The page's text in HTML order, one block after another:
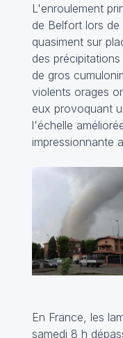
L'enroulement
de Belfort lors
quasiment sur
des
de gros
violents orages
eux provoquant
l'échelle
impressionnante
En France, les
samedi 8 h